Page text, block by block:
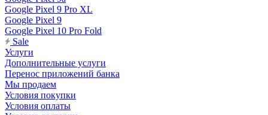
Google Pixel 9 Pro XL
Google Pixel 9
Google Pixel 10 Pro Fold
Sale
Услуги
Дополнительные услуги
Перенос приложений банка
Мы продаем
Условия покупки
Условия оплаты